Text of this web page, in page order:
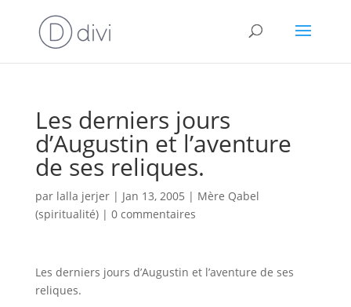
Les derniers jours
d’Augustin et l’aventure
de ses reliques.
par lalla jerjer| Jan 13, 2005 | Mère Qabel
(spiritualité)| 0 commentaires
Les derniers jours d’Augustin et l’aventure de ses
reliques.